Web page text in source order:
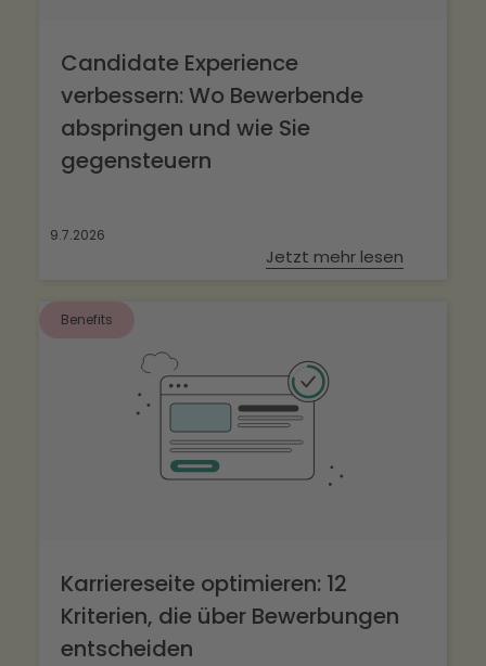
Candidate Experience
verbessern: Wo Bewerbende
abspringen und wie Sie
gegensteuern
9.7.2026
Jetzt mehr lesen
Benefits
Karriereseite optimieren: 12
Kriterien, die über Bewerbungen
entscheiden